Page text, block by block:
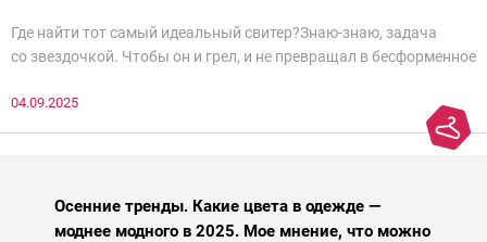
Где найти тот самый идеальный свитер?Знаю-знаю, задача
со звездочкой. Чтобы он и грел, и не превращал в бесформенное
паники.
04.09.2025
Осенние тренды. Какие цвета в одежде —
моднее модного в 2025. Мое мнение, что можно